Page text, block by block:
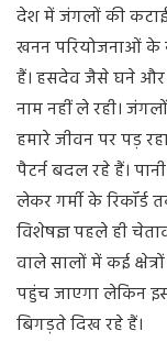
देश में जंगलों की
खनन परियोजनाओं के
हैं। हसदेव जैसे घने और
नाम नहीं ले रही।
हमारे जीवन पर पड़
पैटर्न बदल रहे हैं।
लेकर गर्मी के रिकॉर्ड
विशेषज्ञ पहले ही
वाले सालों में कई
पहुंच जाएगा लेकिन
बिगड़ते दिख रहे हैं।